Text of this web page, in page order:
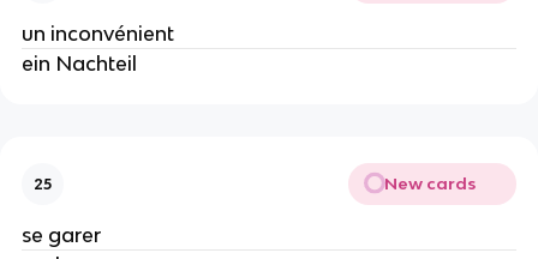
un inconvénient
ein Nachteil
25 New cards
se garer